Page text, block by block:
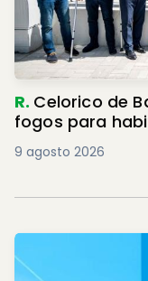
R. Celorico de
fogos para
9 agosto 2026